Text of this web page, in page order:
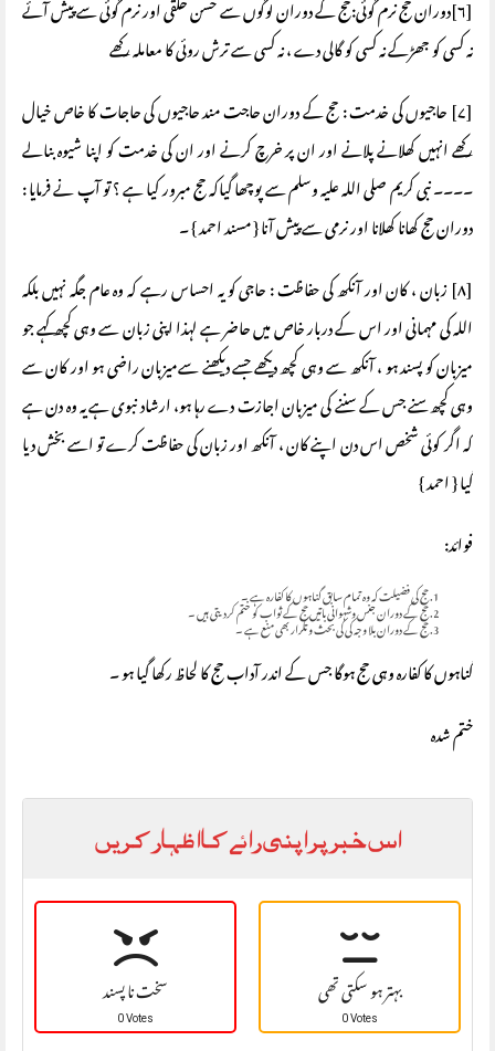
[۶]دوران حج نرم گوئی:حج کے دوران لوگوں سے حسن خلقی اور نرم گوئی سے پیش آئے
نہ کسی کو جھڑکے نہ کسی کو گالی دے ، نہ کسی سے ترش روئی کا معاملہ رکھے
[۷] حاجیوں کی خدمت : حج کے دوران حاجت مند حاجیوں کی حاجات کا خاص خیال
رکھے انہیں کھلانے پلانے اور ان پر خرچ کرنے اور ان کی خدمت کو اپنا شیوہ بنالے
۔۔۔۔ نبی کریم صلی اللہ علیہ وسلم سے پوچھا گیاکہ حج مبرور کیا ہے ؟ تو آپ نے فرمایا :
دوران حج کھانا کھلانا اور نرمی سے پیش آنا { مسند احمد } ۔
[۸] زبان ، کان اور آنکھ کی حفاظت : حاجی کو یہ احساس رہے کہ وہ عام جگہ نہیں بلکہ
اللہ کی مہمانی اور اس کے دربار خاص میں حاضر ہے لہذا اپنی زبان سے وہی کچھ کہے جو
میزبان کو پسند ہو ، آنکھ سے وہی کچھ دیکھے جسے دیکھنے سےمیزبان راضی ہو اور کان سے
وہی کچھ سنے جس کے سننے کی میزبان اجازت دے رہا ہو، ارشاد نبوی ہے یہ وہ دن ہے
کہ اگر کوئی شخص اس دن اپنے کان ، آنکھ اور زبان کی حفاظت کرے تو اسے بخش دیا
گیا { احمد }
فوائد:
حج کی فضیلت کہ وہ تمام سابق گناہوں کا کفارہ ہے ۔
حج کے دوران جنس وشہوانی باتیں حج کے ثواب کو ختم کردیتی ہیں ۔
حج کے دوران بلا وجہ کی کی بحث و تکرار بھی منع ہے ۔
گناہوں کا کفارہ وہی حج ہوگا جس کے اندر آداب حج کا لحاظ رکھا گیا ہو ۔
ختم شدہ
اس خبر پر اپنی رائے کا اظہار کریں
سخت نا پسند
0 Votes بہتر ہو سکتی تھی
0 Votes